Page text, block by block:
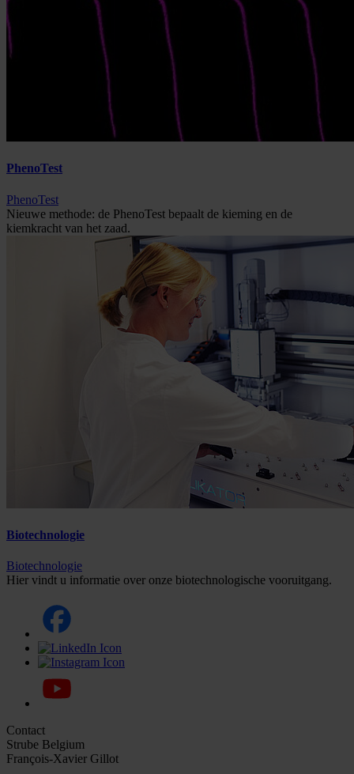
PhenoTest
PhenoTest
Nieuwe methode: de PhenoTest bepaalt de kieming en de
kiemkracht van het zaad.
Biotechnologie
Biotechnologie
Hier vindt u informatie over onze biotechnologische vooruitgang.
Contact
Strube Belgium
François-Xavier Gillot